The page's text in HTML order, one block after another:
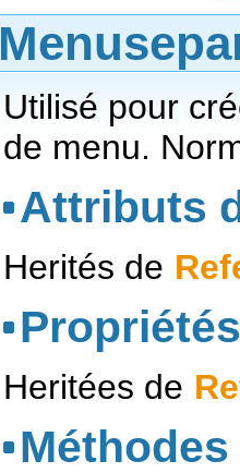
Utilisé pour
de menu.
Attributs
Herités de
Heritées de